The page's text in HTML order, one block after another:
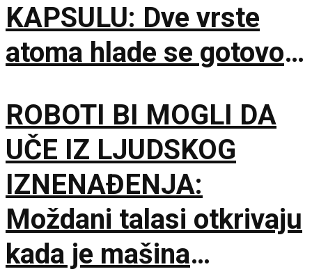
KAPSULU: Dve vrste
atoma hlade se gotovo
ROBOTI BI MOGLI DA
UČE IZ LJUDSKOG
IZNENAĐENJA:
Moždani talasi otkrivaju
kada je mašina